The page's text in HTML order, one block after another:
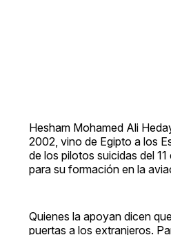
Hesham Mohamed Ali
2002, vino de Egipto a los
de los pilotos suicidas del
para su formación en la
Quienes la apoyan dicen
puertas a los extranjeros.